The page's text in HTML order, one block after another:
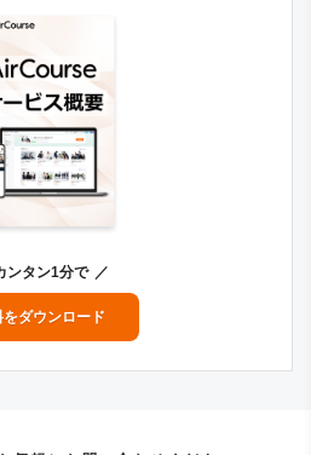
ンタン1分で
をダウンロード